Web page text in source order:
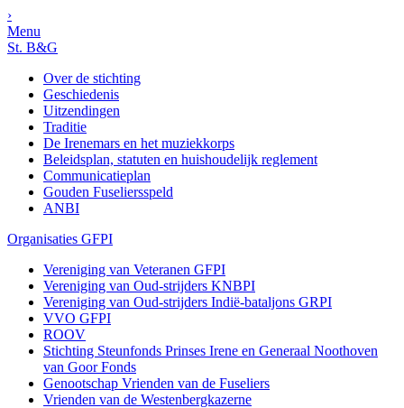
›
Menu
St. B&G
Over de stichting
Geschiedenis
Uitzendingen
Traditie
De Irenemars en het muziekkorps
Beleidsplan, statuten en huishoudelijk reglement
Communicatieplan
Gouden Fuseliersspeld
ANBI
Organisaties GFPI
Vereniging van Veteranen GFPI
Vereniging van Oud-strijders KNBPI
Vereniging van Oud-strijders Indië-bataljons GRPI
VVO GFPI
ROOV
Stichting Steunfonds Prinses Irene en Generaal Noothoven
van Goor Fonds
Genootschap Vrienden van de Fuseliers
Vrienden van de Westenbergkazerne